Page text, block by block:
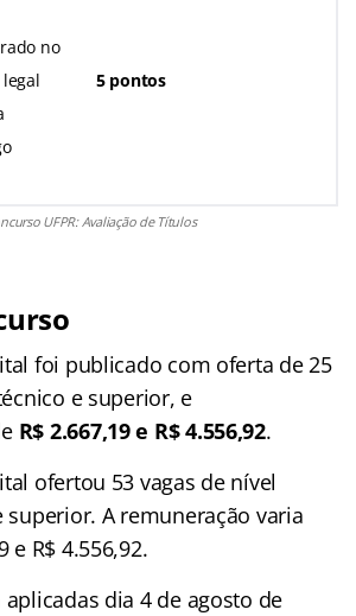
no
5 pontos
UFPR: Avaliação de Títulos
foi publicado com oferta de 25
e superior, e
R$ 2.667,19 e R$ 4.556,92.
ofertou 53 vagas de nível
A remuneração varia
e R$ 4.556,92.
dia 4 de agosto de